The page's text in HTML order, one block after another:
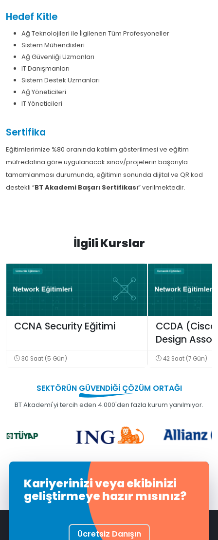
Hedef Kitle
Ağ Teknolojileri ile İlgilenen Tüm Profesyoneller
Sistem Mühendisleri
Ağ Güvenliği Uzmanları
IT Danışmanları
Sistem Destek Uzmanları
Ağ Yöneticileri
IT Yöneticileri
Sertifika
Eğitimlerimize %80 oranında katılım gösterilmesi ve eğitim
müfredatına göre uygulanacak sınav/projelerin başarıyla
tamamlanması durumunda, eğitimin sonunda dijital ve QR kod
destekli “BT Akademi Başarı Sertifikası” verilmektedir.
İlgili Kurslar
CCNA Security Eğitimi
30 Saat (5 Gün)
CCDA
Design
42 Saat (7 Gün)
SEKTÖRÜN GÜVENDİĞİÇÖZÜM ORTAĞI
BT Akademi'yi tercih eden 4.000'den fazla kurum yanılmıyor.
Kariyerinizi veya ekibinizi
geliştirmeye hazır mısınız?
Ücretsiz Danışın